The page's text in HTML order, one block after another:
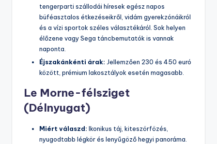
tengerparti szállodái híresek egész napos
büféasztalos étkezéseikről, vidám gyerekzónáikról
és a vízi sportok széles választékáról. Sok helyen
élőzene vagy Sega táncbemutatók is vannak
naponta.
Éjszakánkénti árak: Jellemzően 230 és 450 euró
között, prémium lakosztályok esetén magasabb.
Le Morne-félsziget
(Délnyugat)
Miért válaszd: Ikonikus táj, kiteszörfözés,
nyugodtabb légkör és lenyűgöző hegyi panoráma.